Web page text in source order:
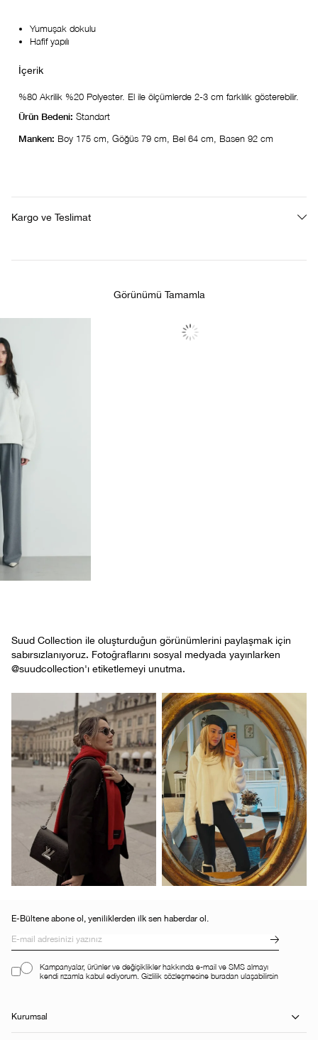
Yumuşak dokulu
Hafif yapılı
%80 Akrilik %20 Polyester. El ile ölçümlerde 2-3 cm farklılık gösterebilir.
Ürün Bedeni: Standart
Manken: Boy 175 cm, Göğüs 79 cm, Bel 64 cm, Basen 92 cm
Kargo ve Teslimat
Görünümü Tamamla
Suud Collection ile oluşturduğun görünümlerini paylaşmak için
sabırsızlanıyoruz. Fotoğraflarını sosyal medyada yayınlarken
@suudcollection'ı etiketlemeyi unutma.
E-Bültene abone ol, yeniliklerden ilk sen haberdar ol.
Kampanyalar, ürünler ve değişiklikler hakkında e-mail ve SMS almayı
kendi rızamla kabul ediyorum. Gizlilik sözleşmesine buradan ulaşabilirsin
Kurumsal